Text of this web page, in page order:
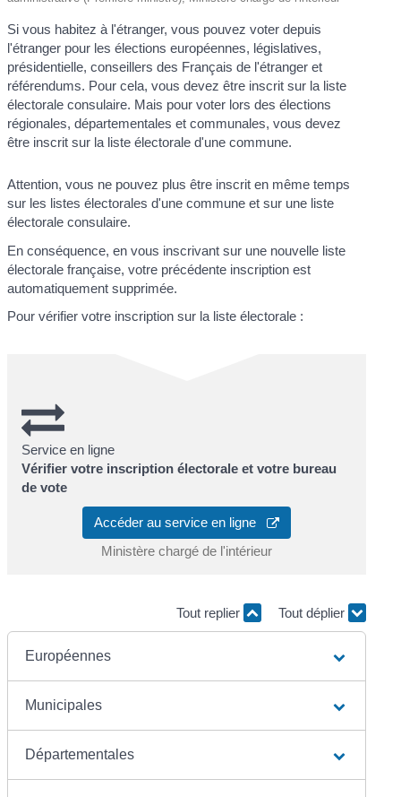
Si vous habitez à l'étranger, vous pouvez voter depuis
l'étranger pour les élections européennes, législatives,
présidentielle, conseillers des Français de l'étranger et
référendums. Pour cela, vous devez être inscrit sur la liste
électorale consulaire. Mais pour voter lors des élections
régionales, départementales et communales, vous devez
être inscrit sur la liste électorale d'une commune.
Attention, vous ne pouvez plus être inscrit en même temps
sur les listes électorales d'une commune et sur une liste
électorale consulaire.
En conséquence, en vous inscrivant sur une nouvelle liste
électorale française, votre précédente inscription est
automatiquement supprimée.
Pour vérifier votre inscription sur la liste électorale :
Service en ligne
Vérifier votre inscription électorale et votre bureau
de vote
Accéder au service en ligne
Ministère chargé de l'intérieur
Tout replier Tout déplier
Européennes
Municipales
Départementales